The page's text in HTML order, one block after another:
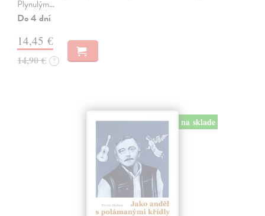
Plynulým…
Do 4 dní
14,45 €
14,90 € ?
na sklade